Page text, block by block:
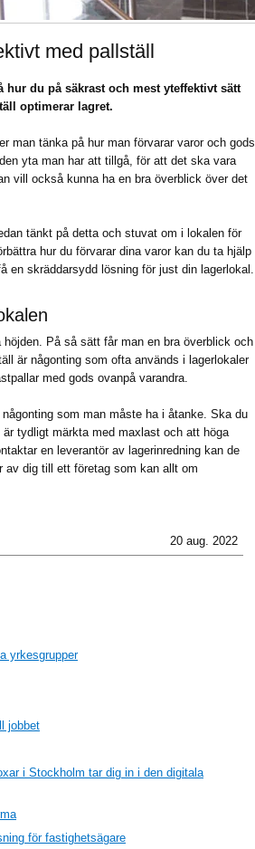
med pallställ
hur du på säkrast och mest yteffektivt sätt
optimerar lagret.
man tänka på hur man förvarar varor och gods
yta man har att tillgå, för att det ska vara
vill också kunna ha en bra överblick över det
tänkt på detta och stuvat om i lokalen för
hur du förvarar dina varor kan du ta hjälp
en skräddarsydd lösning för just din lagerlokal.
På så sätt får man en bra överblick och
är någonting som ofta används i lagerlokaler
med gods ovanpå varandra.
som man måste ha i åtanke. Ska du
tydligt märkta med maxlast och att höga
en leverantör av lagerinredning kan de
av dig till ett företag som kan allt om
20 aug. 2022
yrkesgrupper
jobbet
i Stockholm tar dig in i den digitala
för fastighetsägare